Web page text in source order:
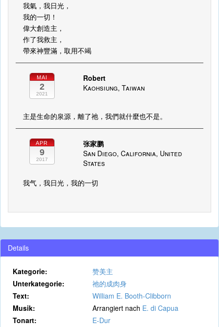
我氣，我日光，
我的一切！
偉大創造主，
作了我救主，
帶來神豐滿，取用不竭
MAI
2
2021
Robert
Kaohsiung, Taiwan
主是生命的泉源，離了祂，我們就什麼也不是。
APR
9
2017
张家鹏
San Diego, California, United
States
我气，我日光，我的一切
Details
Kategorie:
赞美主
Unterkategorie:
祂的成肉身
Text:
William E. Booth-Clibborn
Musik:
Arrangiert nach E. di Capua
Tonart:
E-Dur